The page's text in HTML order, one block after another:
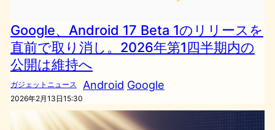
Google、Android 17 Beta 1のリリースを
直前で取り消し。2026年第1四半期内の
公開は維持へ
ガジェットニュース Android Google
2026年2月13日15:30